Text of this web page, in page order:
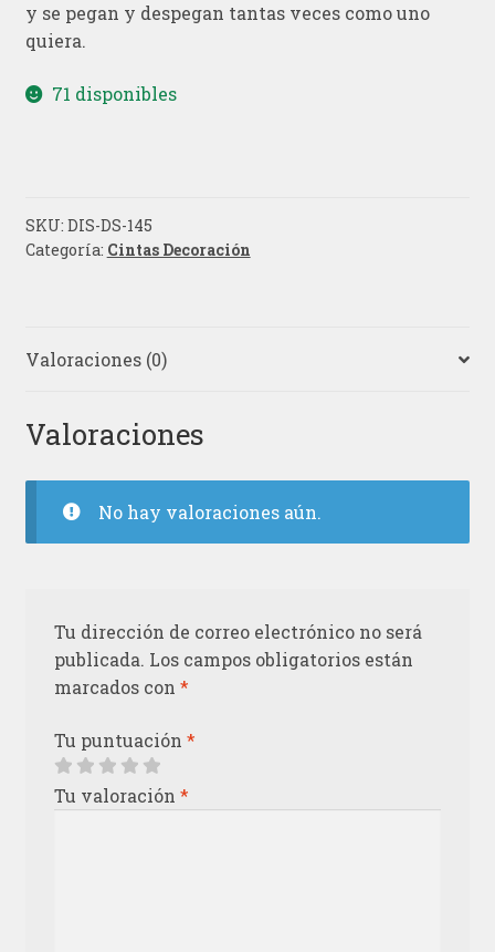
y se pegan y despegan tantas veces como uno
quiera.
71 disponibles
SKU: DIS-DS-145
Categoría: Cintas Decoración
Valoraciones (0)
Valoraciones
No hay valoraciones aún.
Tu dirección de correo electrónico no será
publicada. Los campos obligatorios están
marcados con *
Tu puntuación *
Tu valoración *